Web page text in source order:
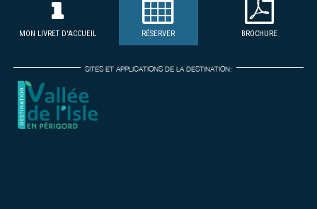
MON LIVRET D'ACCUEIL RÉSERVER BROCHURE
SITES ET APPLICATIONS DE LA DESTINATION: